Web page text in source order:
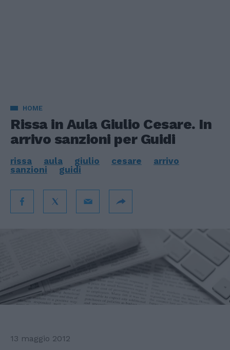
HOME
Rissa in Aula Giulio Cesare. In
arrivo sanzioni per Guidi
rissa aula giulio cesare
arrivo
sanzioni
guidi
13 maggio 2012